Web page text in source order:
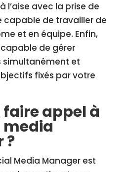
l’aise avec la prise de
capable de travailler de
et en équipe. Enfin,
de gérer
simultanément et
fixés par votre
appel à
media
?
Media Manager est